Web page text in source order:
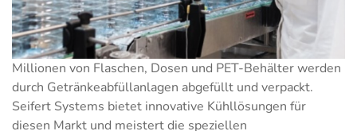
Millionen von Flaschen, Dosen und PET-Behälter werden
durch Getränkeabfüllanlagen abgefüllt und verpackt.
Seifert Systems bietet innovative Kühllösungen für
diesen Markt und meistert die speziellen